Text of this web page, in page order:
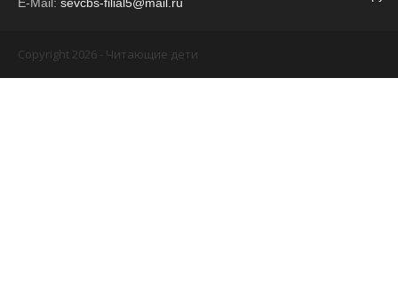
Copyright 2026 - Читающие дети